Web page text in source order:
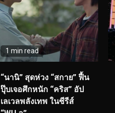
1 min read
“นานิ” สุดห่วง “สกาย” ฟื้น
ปุ๊บเจอศึกหนัก “คริส” อัป
เลเวลพลังเทพ ในซีรีส์